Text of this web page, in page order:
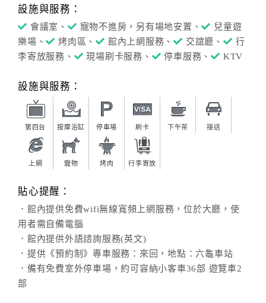
設施與服務：
會議室、 寵物不進房，另有場地安置、
兒童遊
樂場、
烤肉區、 館內上網服務、 交誼廳、
行
李寄放服務、
現場刷卡服務、 停車服務、 KTV
設施與服務：
第四台 按摩浴缸 停車場 刷卡 下午茶 接送
上網 寵物 烤肉 行李寄放
貼心提醒：
．館內提供免費wifi無線寬頻上網服務，位於大廳，使
用者需自備電腦
．館內提供外語諮詢服務(英文)
．提供《預約制》專車服務：來回，地點：六龜車站
．備有免費室外停車場，約可容納小客車36部 遊覽車2
部